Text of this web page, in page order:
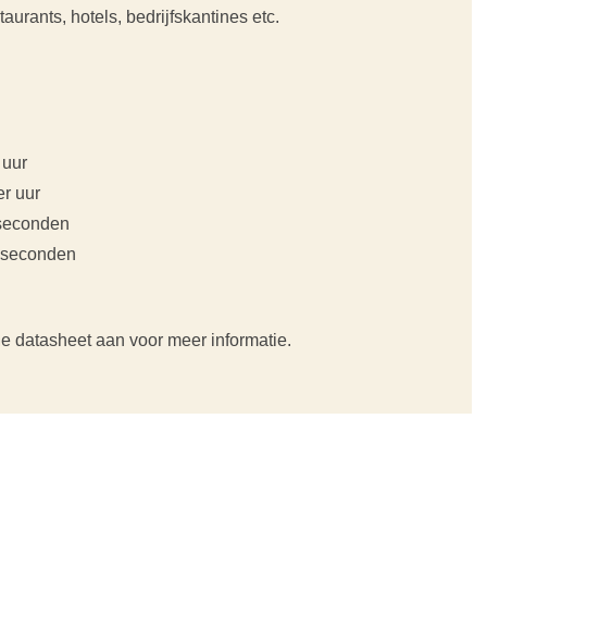
hotels, bedrijfskantines etc.
uur
datasheet aan voor meer informatie.